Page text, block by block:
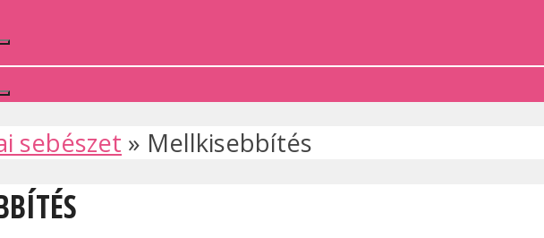
sebészet » Mellkisebbítés